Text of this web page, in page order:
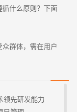
什么原则？下面
群体，需在用户
力也不一样。如
钝。
领先研发能力